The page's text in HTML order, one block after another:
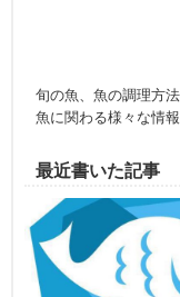
旬の魚、魚の調理方
魚に関わる様々な情
最近書いた記事